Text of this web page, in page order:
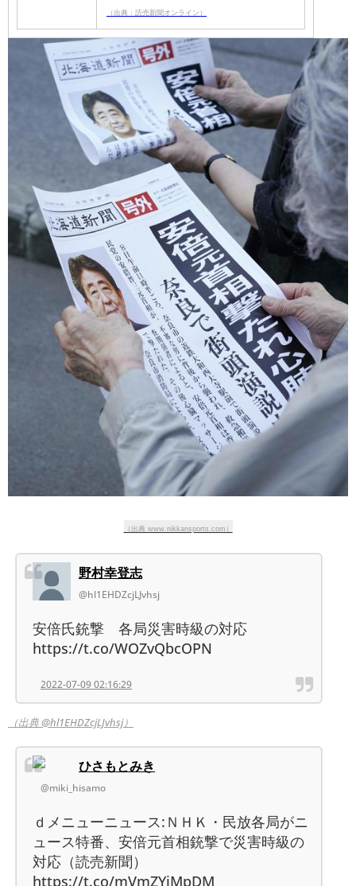
（出典：読売新聞オンライン）
（出典 www.nikkansports.com）
野村幸登志
@hl1EHDZcjLJvhsj
安倍氏銃撃 各局災害時級の対応
https://t.co/WOZvQbcOPN
2022-07-09 02:16:29
（出典 @hl1EHDZcjLJvhsj）
ひさもとみき
@miki_hisamo
ｄメニューニュース:ＮＨＫ・民放各局がニ
ュース特番、安倍元首相銃撃で災害時級の
対応（読売新聞）
https://t.co/mVmZYiMpDM